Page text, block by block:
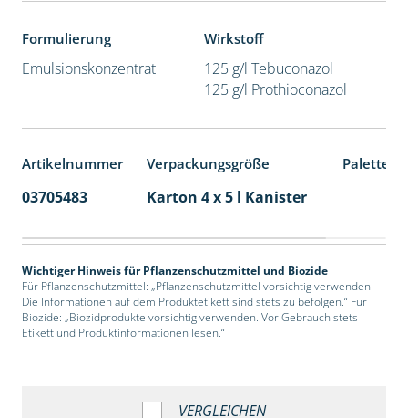
Formulierung
Emulsionskonzentrat
Wirkstoff
125 g/l Tebuconazol
125 g/l Prothioconazol
Artikelnummer Verpackungsgröße
03705483 Karton 4 x 5 l Kanister
Wichtiger Hinweis für Pflanzenschutzmittel und Biozide
Für Pflanzenschutzmittel: „Pflanzenschutzmittel vorsichtig verwenden.
Die Informationen auf dem Produktetikett sind stets zu befolgen.“ Für
Biozide: „Biozidprodukte vorsichtig verwenden. Vor Gebrauch stets
Etikett und Produktinformationen lesen.“
VERGLEICHEN